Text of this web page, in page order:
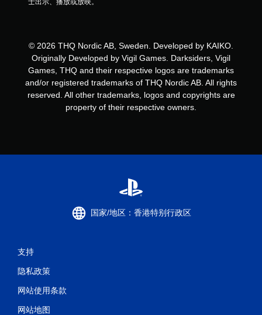
© 2026 THQ Nordic AB, Sweden. Developed by KAIKO.
Originally Developed by Vigil Games. Darksiders, Vigil
Games, THQ and their respective logos are trademarks
and/or registered trademarks of THQ Nordic AB. All rights
reserved. All other trademarks, logos and copyrights are
property of their respective owners.
国家/地区：香港特别行政区
支持
隐私政策
网站使用条款
网站地图